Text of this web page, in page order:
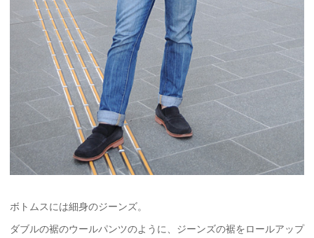
ボトムスには細身のジーンズ。
ダブルの裾のウールパンツのように、ジーンズの裾をロールアップ